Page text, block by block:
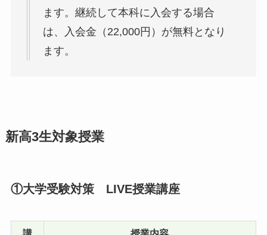
ます。継続して本科に入会する場合
は、入会金（22,000円）が無料となり
ます。
新高3生対象授業
①大学受験対策 LIVE授業講座